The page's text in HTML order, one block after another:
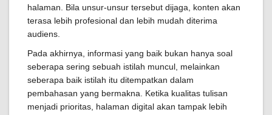
halaman. Bila unsur-unsur tersebut dijaga, konten akan
terasa lebih profesional dan lebih mudah diterima
audiens.
Pada akhirnya, informasi yang baik bukan hanya soal
seberapa sering sebuah istilah muncul, melainkan
seberapa baik istilah itu ditempatkan dalam
pembahasan yang bermakna. Ketika kualitas tulisan
menjadi prioritas, halaman digital akan tampak lebih